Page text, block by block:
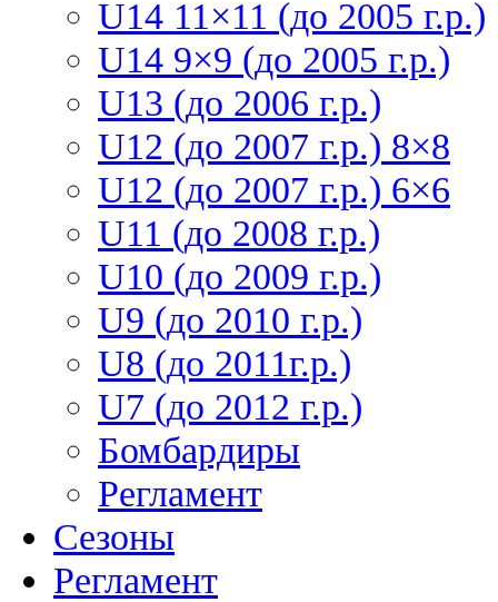
U14 11×11 (до 2005 г.р.)
U14 9×9 (до 2005 г.р.)
U13 (до 2006 г.р.)
U12 (до 2007 г.р.) 8×8
U12 (до 2007 г.р.) 6×6
U11 (до 2008 г.р.)
U10 (до 2009 г.р.)
U9 (до 2010 г.р.)
U8 (до 2011г.р.)
U7 (до 2012 г.р.)
Бомбардиры
Регламент
Сезоны
Регламент